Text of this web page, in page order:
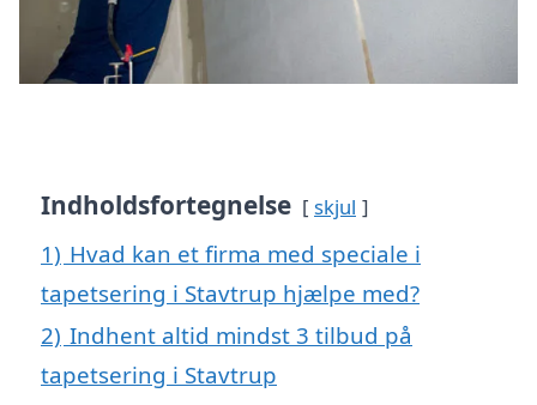
Indholdsfortegnelse skjul
1) Hvad kan et firma med speciale i
tapetsering i Stavtrup hjælpe med?
2) Indhent altid mindst 3 tilbud på
tapetsering i Stavtrup